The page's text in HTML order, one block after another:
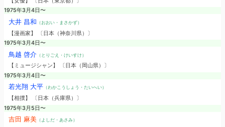
1975年3月4日〜
大井 昌和 （おおい・まさかず）
【漫画家】 〔日本（神奈川県）〕
1975年3月4日〜
鳥越 啓介（とりごえ・けいすけ）
【ミュージシャン】 〔日本（岡山県）〕
1975年3月4日〜
若光翔 大平（わかこうしょう・たいへい）
【相撲】 〔日本（兵庫県）〕
1975年3月5日〜
吉田 麻美（よしだ・あさみ）